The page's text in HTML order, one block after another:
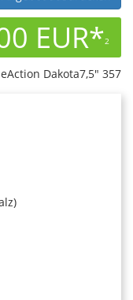
EUR*2
Dakota7,5" 357